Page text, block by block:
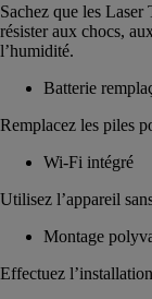
Sachez que les
résister aux chocs,
l’humidité.
Batterie
Remplacez les piles
Wi-Fi intégré
Utilisez l’appareil
Montage
Effectuez